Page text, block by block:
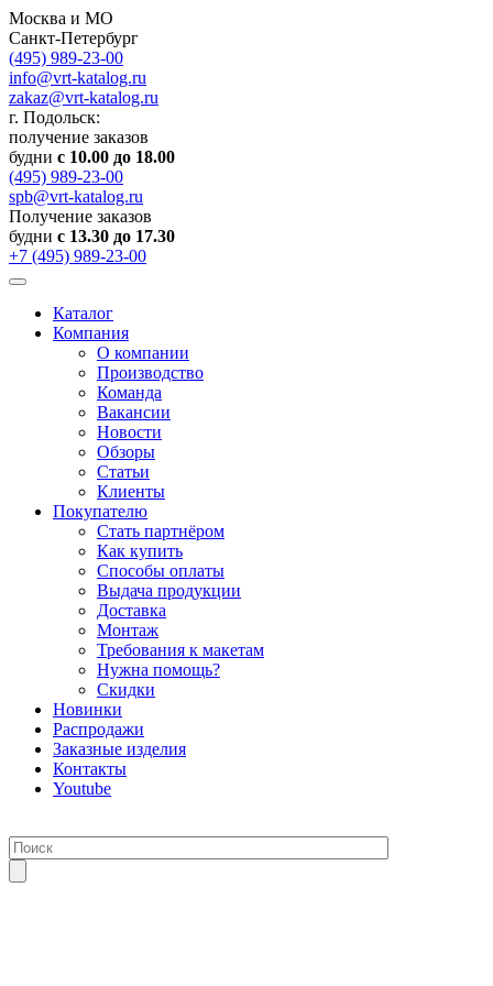
Москва и МО
Санкт-Петербург
(495) 989-23-00
info@vrt-katalog.ru
zakaz@vrt-katalog.ru
г. Подольск:
получение заказов
будни с 10.00 до 18.00
(495) 989-23-00
spb@vrt-katalog.ru
Получение заказов
будни с 13.30 до 17.30
+7 (495) 989-23-00
Каталог
Компания
О компании
Производство
Команда
Вакансии
Новости
Обзоры
Статьи
Клиенты
Покупателю
Стать партнёром
Как купить
Способы оплаты
Выдача продукции
Доставка
Монтаж
Требования к макетам
Нужна помощь?
Скидки
Новинки
Распродажи
Заказные изделия
Контакты
Youtube